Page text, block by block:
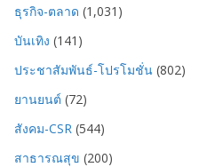
ธุรกิจ-ตลาด (1,031)
บันเทิง (141)
ประชาสัมพันธ์-โปรโมชั่น (802)
ยานยนต์ (72)
สังคม-CSR (544)
สาธารณสุข (200)